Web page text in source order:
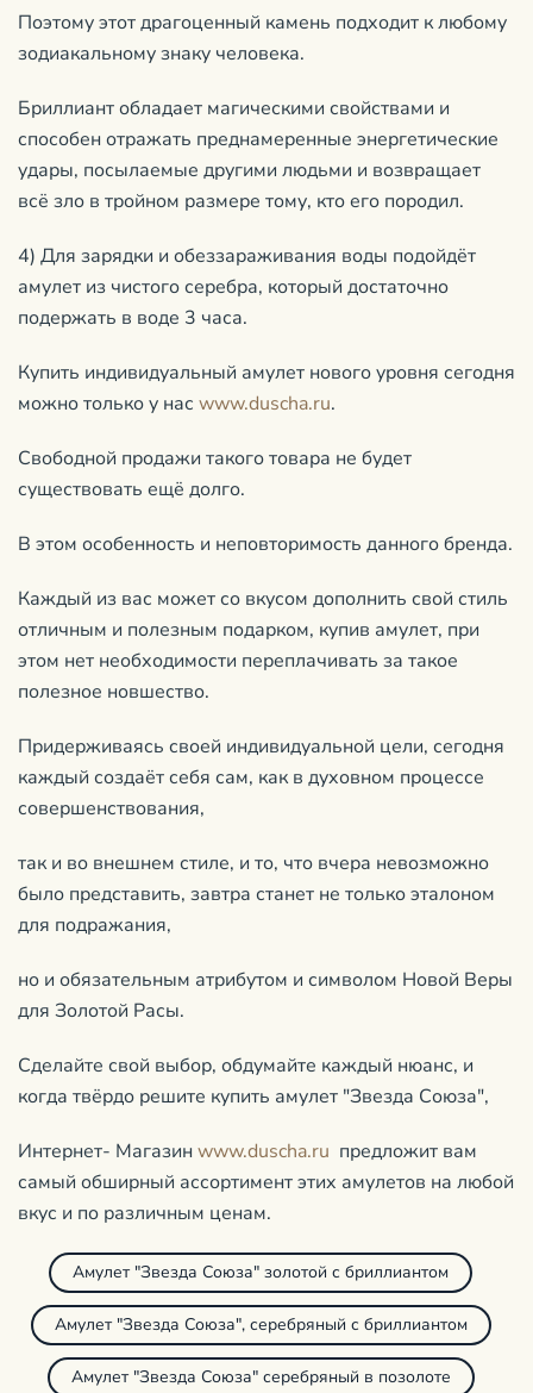
Поэтому этот драгоценный камень подходит к любому
зодиакальному знаку человека.
Бриллиант обладает магическими свойствами и
способен отражать преднамеренные энергетические
удары, посылаемые другими людьми и возвращает
всё зло в тройном размере тому, кто его породил.
4) Для зарядки и обеззараживания воды подойдёт
амулет из чистого серебра, который достаточно
подержать в воде 3 часа.
Купить индивидуальный амулет нового уровня сегодня
можно только у нас www.duscha.ru.
Свободной продажи такого товара не будет
существовать ещё долго.
В этом особенность и неповторимость данного бренда.
Каждый из вас может со вкусом дополнить свой стиль
отличным и полезным подарком, купив амулет, при
этом нет необходимости переплачивать за такое
полезное новшество.
Придерживаясь своей индивидуальной цели, сегодня
каждый создаёт себя сам, как в духовном процессе
совершенствования,
так и во внешнем стиле, и то, что вчера невозможно
было представить, завтра станет не только эталоном
для подражания,
но и обязательным атрибутом и символом Новой Веры
для Золотой Расы.
Сделайте свой выбор, обдумайте каждый нюанс, и
когда твёрдо решите купить амулет "Звезда Союза",
Интернет- Магазинwww.duscha.ru предложит вам
самый обширный ассортимент этих амулетов на любой
вкус и по различным ценам.
Амулет "Звезда Союза" золотой с бриллиантом
Амулет "Звезда Союза", серебряный с бриллиантом
Амулет "Звезда Союза" серебряный в позолоте